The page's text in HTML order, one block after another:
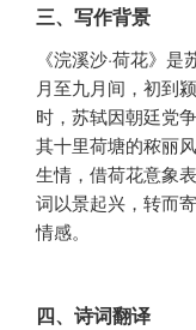
三、写作背景
《浣溪沙·荷花》
月至九月间，初到
时，苏轼因朝廷党
其十里荷塘的秾丽
生情，借荷花意象
词以景起兴，转而
情感。
四、诗词翻译